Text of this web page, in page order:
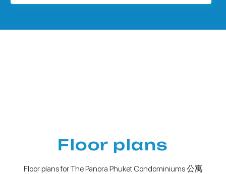
Floor plans
Floor plans for The Panora Phuket Condominiums 公寓